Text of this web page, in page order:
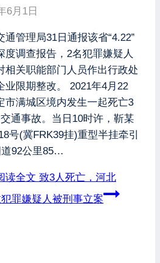
6月1日
管理局31日通报该省“4.22”
度调查报告，2名犯罪嫌疑人
相关职能部门人员作出行政处
业限期整改。 2021年4月22
市满城区境内发生一起死亡3
通事故。当日10时许，靳某
号(冀FRK39挂)重型半挂牵引
92公里85…
读全文 致3人死亡，河北
犯罪嫌疑人被刑事立案